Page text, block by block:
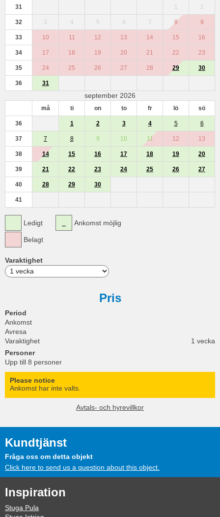
31 1 2
32 3 4 5 6 7 8 9
33 10 11 12 13 14 15 16
34 17 18 19 20 21 22 23
35 24 25 26 27 28 29 30
36 31
september 2026
må ti on to fr lö sö
36 1 2 3 4 5 6
37 7 8 9 10 11 12 13
38 14 15 16 17 18 19 20
39 21 22 23 24 25 26 27
40 28 29 30
41
Ledigt
Belagt
Ankomst möjlig
Varaktighet
Pris
Period
Ankomst
Avresa
Varaktighet
1 vecka
Personer
Upp till 8 personer
Please notice
Ankomst har inte valts.
Avtals- och hyrevillkor
Kundtjänst
Fråga oss om detta objekt
Click here to send us a question about this object.
Inspiration
Stuga Pula